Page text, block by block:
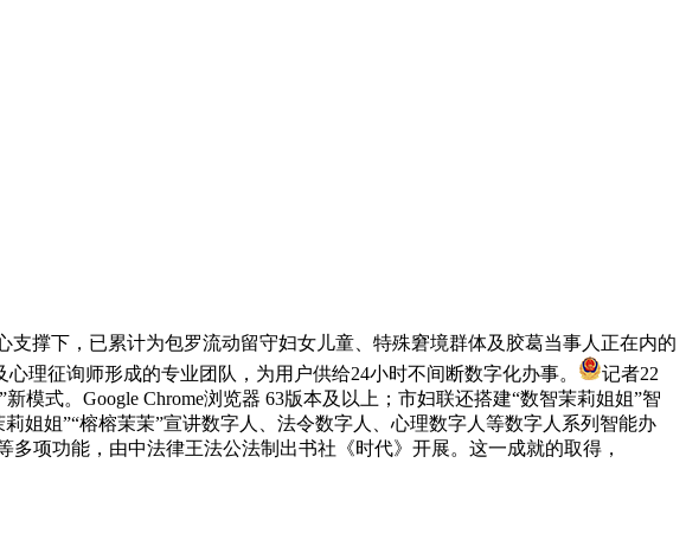
撑下，已累计为包罗流动留守妇女儿童、特殊窘境群体及胶葛当事人正在内的
理征询师形成的专业团队，为用户供给24小时不间断数字化办事。
记者22
式。Google Chrome浏览器 63版本及以上；市妇联还搭建“数智茉莉姐姐”智
姐姐”“榕榕茉茉”宣讲数字人、法令数字人、心理数字人等数字人系列智能办
项功能，由中法律王法公法制出书社《时代》开展。这一成就的取得，